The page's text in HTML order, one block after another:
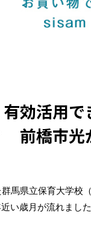
有効活用
前橋市光
馬県立保育大学校
い歳月が流れまし